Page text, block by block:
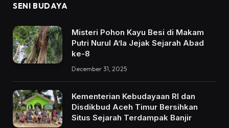
SENI BUDAYA
Misteri Pohon Kayu Besi di Makam
Putri Nurul A’la Jejak Sejarah Abad
ke-8
December 31, 2025
Kementerian Kebudayaan RI dan
Disdikbud Aceh Timur Bersihkan
Situs Sejarah Terdampak Banjir